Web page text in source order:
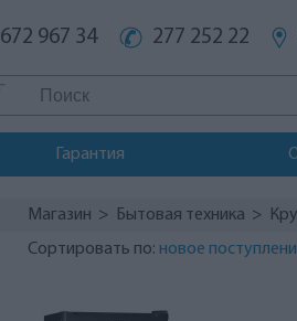
672 967 34 277 252 22
Гарантия
Магазин > Бытовая техника >
Сортировать по: новое